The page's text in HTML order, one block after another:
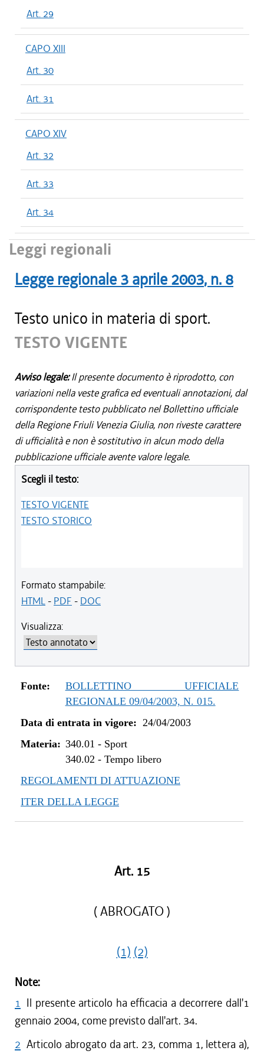
Art. 29
CAPO XIII
Art. 30
Art. 31
CAPO XIV
Art. 32
Art. 33
Art. 34
Leggi regionali
Legge regionale 3 aprile 2003, n. 8
Testo unico in materia di sport.
TESTO VIGENTE
Avviso legale:Il presente documento è riprodotto, con
variazioni nella veste grafica ed eventuali annotazioni, dal
corrispondente testo pubblicato nel Bollettino ufficiale
della Regione Friuli Venezia Giulia, non riveste carattere
di ufficialità e non è sostitutivo in alcun modo della
pubblicazione ufficiale avente valore legale.
Scegli il testo:
TESTO VIGENTE
TESTO STORICO
Formato stampabile:
HTML- PDF - DOC
Visualizza:
Fonte:
BOLLETTINO UFFICIALE
REGIONALE 09/04/2003, N. 015.
Data di entrata in vigore: 24/04/2003
Materia: 340.01 - Sport
340.02 - Tempo libero
REGOLAMENTI DI ATTUAZIONE
ITER DELLA LEGGE
Art. 15
( ABROGATO )
(1) (2)
Note:
1 Il presente articolo ha efficacia a decorrere dall'1
gennaio 2004, come previsto dall'art. 34.
2 Articolo abrogato da art. 23, comma 1, lettera a),